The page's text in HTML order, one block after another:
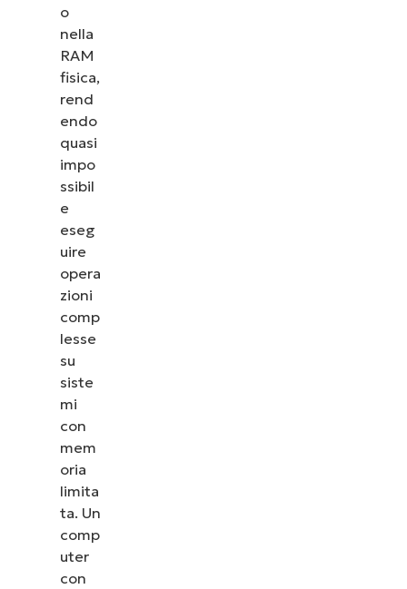
o
nella
RAM
fisica,
rend
endo
quasi
impo
ssibil
e
eseg
uire
opera
zioni
comp
lesse
su
siste
mi
con
mem
oria
limita
ta. Un
comp
uter
con